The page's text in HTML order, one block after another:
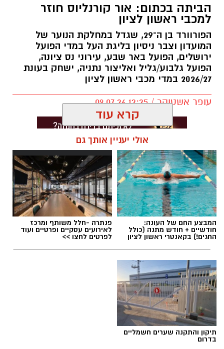
הביתה בכתום: אור קורנליוס חוזר
למכבי ראשון לציון
הפורוורד בן ה־29, שגדל במחלקת הנוער של
המועדון וצבר ניסיון בליגת העל במדי הפועל
ירושלים, הפועל באר שבע, עירוני נס ציונה,
הפועל גלבוע/גליל ואליצור נתניה, ישחק בעונת
2026/27 במדי מכבי ראשון לציון
עופר אשטוקר / 12:25 09.07.26
תגים:מכבי ראשון לציון, אור קורלניוס
קרא עוד
אולי יעניין אותך גם
המבצע החם של העונה:
חודשיים + חודש מתנה (כולל
החגים!) בקאנטרי ראשון לציון
פנתרה -חלל משותף ומרכז
לאירועים עסקיים ופרטיים ועוד
לפרטים לחצו >>
תיקון והתקנה שערים חשמליים
בדרום